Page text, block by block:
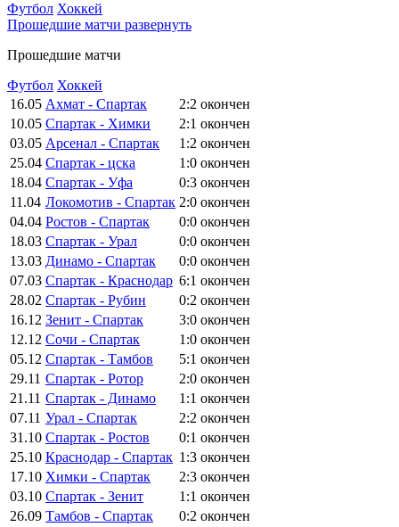
Футбол Хоккей
Прошедшие матчи развернуть
Прошедшие матчи
Футбол Хоккей
16.05 Ахмат - Спартак 2:2 окончен
10.05 Спартак - Химки 2:1 окончен
03.05 Арсенал - Спартак 1:2 окончен
25.04 Спартак - цска 1:0 окончен
18.04 Спартак - Уфа 0:3 окончен
11.04 Локомотив - Спартак 2:0 окончен
04.04 Ростов - Спартак 0:0 окончен
18.03 Спартак - Урал 0:0 окончен
13.03 Динамо - Спартак 0:0 окончен
07.03 Спартак - Краснодар 6:1 окончен
28.02 Спартак - Рубин 0:2 окончен
16.12 Зенит - Спартак 3:0 окончен
12.12 Сочи - Спартак 1:0 окончен
05.12 Спартак - Тамбов 5:1 окончен
29.11 Спартак - Ротор 2:0 окончен
21.11 Спартак - Динамо 1:1 окончен
07.11 Урал - Спартак 2:2 окончен
31.10 Спартак - Ростов 0:1 окончен
25.10 Краснодар - Спартак 1:3 окончен
17.10 Химки - Спартак 2:3 окончен
03.10 Спартак - Зенит 1:1 окончен
26.09 Тамбов - Спартак 0:2 окончен